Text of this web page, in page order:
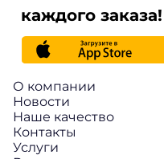
каждого заказа!
О компании
Новости
Наше качество
Контакты
Услуги